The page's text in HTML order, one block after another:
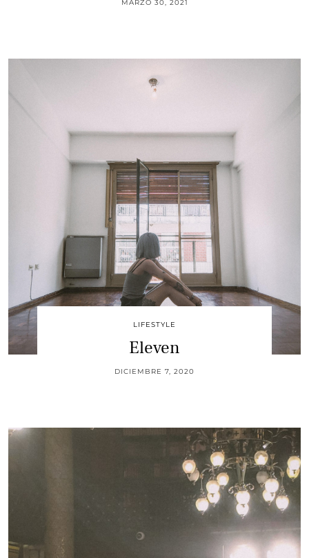
MARZO 30, 2021
LIFESTYLE
Eleven
DICIEMBRE 7, 2020